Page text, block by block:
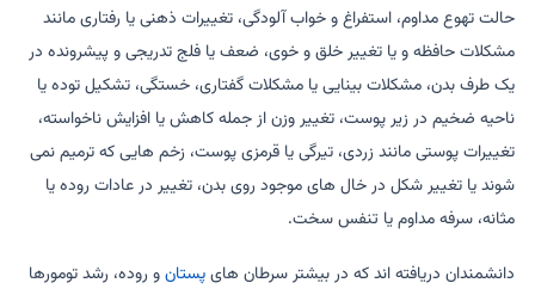
حالت تهوع مداوم، استفراغ و خواب آلودگی، تغییرات ذهنی یا رفتاری مانند
مشکلات حافظه و یا تغییر خلق و خوی، ضعف یا فلج تدریجی و پیشرونده در
یک طرف بدن، مشکلات بینایی یا مشکلات گفتاری، خستگی، تشکیل توده یا
ناحیه ضخیم در زیر پوست، تغییر وزن از جمله کاهش یا افزایش ناخواسته،
تغییرات پوستی مانند زردی، تیرگی یا قرمزی پوست، زخم هایی که ترمیم نمی
شوند یا تغییر شکل در خال های موجود روی بدن، تغییر در عادات روده یا
مثانه، سرفه مداوم یا تنفس سخت.
دانشمندان دریافته اند که در بیشتر سرطان هایپستانو روده، رشد تومورها